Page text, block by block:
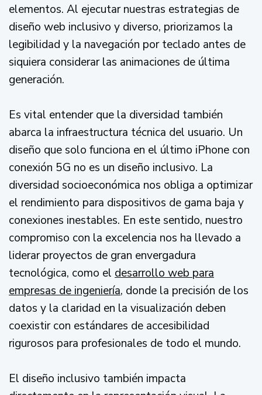
elementos. Al ejecutar nuestras estrategias de
diseño web inclusivo y diverso, priorizamos la
legibilidad y la navegación por teclado antes de
siquiera considerar las animaciones de última
generación.
Es vital entender que la diversidad también
abarca la infraestructura técnica del usuario. Un
diseño que solo funciona en el último iPhone con
conexión 5G no es un diseño inclusivo. La
diversidad socioeconómica nos obliga a optimizar
el rendimiento para dispositivos de gama baja y
conexiones inestables. En este sentido, nuestro
compromiso con la excelencia nos ha llevado a
liderar proyectos de gran envergadura
tecnológica, como el desarrollo web para
empresas de ingeniería, donde la precisión de los
datos y la claridad en la visualización deben
coexistir con estándares de accesibilidad
rigurosos para profesionales de todo el mundo.
El diseño inclusivo también impacta